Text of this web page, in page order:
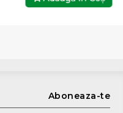
Aboneaza-te